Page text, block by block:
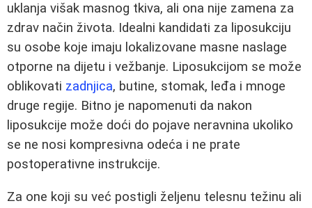
uklanja višak masnog tkiva, ali ona nije zamena za
zdrav način života. Idealni kandidati za liposukciju
su osobe koje imaju lokalizovane masne naslage
otporne na dijetu i vežbanje. Liposukcijom se može
oblikovati zadnjica, butine, stomak, leđa i mnoge
druge regije. Bitno je napomenuti da nakon
liposukcije može doći do pojave neravnina ukoliko
se ne nosi kompresivna odeća i ne prate
postoperativne instrukcije.
Za one koji su već postigli željenu telesnu težinu ali